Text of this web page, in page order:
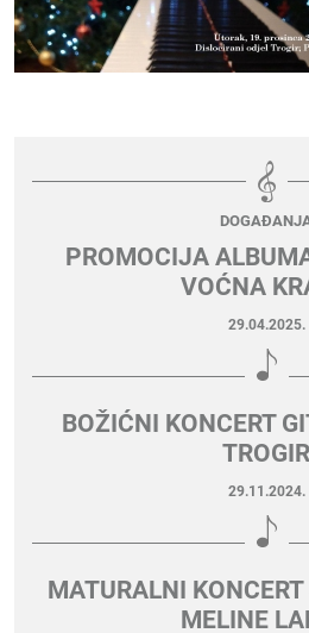
PROMOCIJA
VOĆNA
29.04.2025.
BOŽIĆNI KONCERT
TROGIR
29.11.2024.
MATURALNI
MELINE